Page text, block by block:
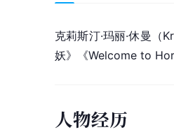
克莉斯汀·玛丽·休曼
妖》《Welcome to
人物经历